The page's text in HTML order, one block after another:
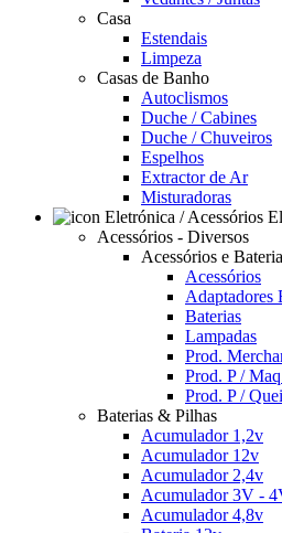
Casa
Estendais
Limpeza
Casas de Banho
Autoclismos
Duche / Cabines
Duche / Chuveiros
Espelhos
Extractor de Ar
Misturadoras
Acessórios - Diversos
Acessórios e
Acessórios
Adaptadores
Baterias
Lampadas
Prod.
Prod. P /
Prod. P /
Baterias & Pilhas
Acumulador 1,2v
Acumulador 12v
Acumulador 2,4v
Acumulador 3V -
Acumulador 4,8v